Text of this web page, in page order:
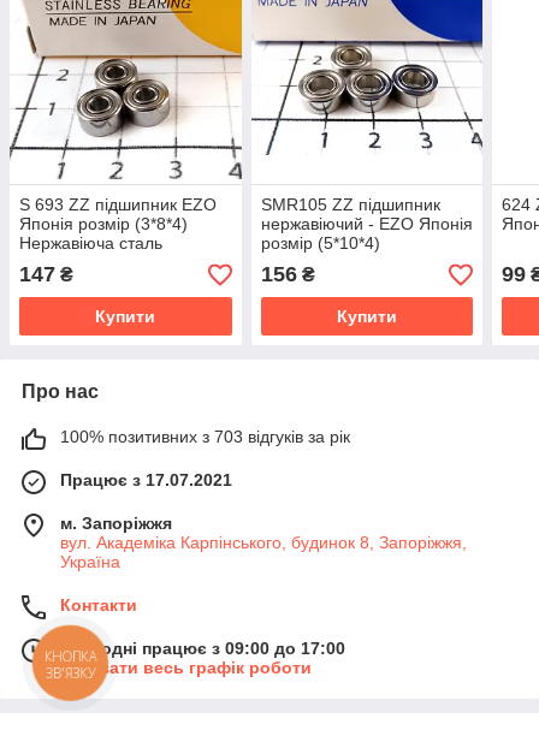
S 693 ZZ підшипник EZO
Японія розмір (3*8*4)
Нержавіюча сталь
147 ₴
Купити
SMR105 ZZ підшипник
нержавіючий - EZO Японія
розмір (5*10*4)
156₴
Купити
624
99
Про нас
100% позитивних з 703 відгуків за рік
Працює з 17.07.2021
м. Запоріжжя
вул. Академіка Карпінського, будинок 8, Запоріжжя,
Україна
Контакти
Сьогодні працює з 09:00 до 17:00
Показати весь графік роботи
КНОПКА
ЗВ'ЯЗКУ